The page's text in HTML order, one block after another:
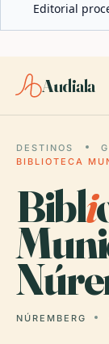
Editorial
Audiala
DESTINOS
BIBLIOTECA
Bibli
NÚREMBERG